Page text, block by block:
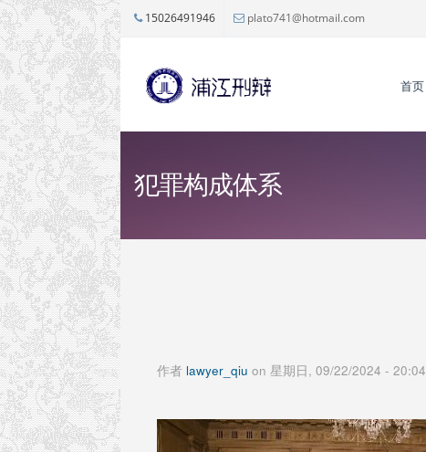
跳转到主要内容 15026491946 plato741@hotmail.com
首页
犯罪构成体系
作者 lawyer_qiu on 星期日, 09/22/2024 - 20:04